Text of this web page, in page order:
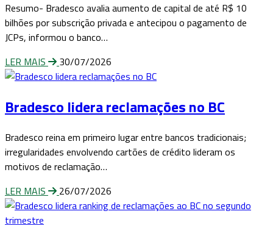
Resumo- Bradesco avalia aumento de capital de até R$ 10
bilhões por subscrição privada e antecipou o pagamento de
JCPs, informou o banco…
LER MAIS
30/07/2026
Bradesco lidera reclamações no BC
Bradesco reina em primeiro lugar entre bancos tradicionais;
irregularidades envolvendo cartões de crédito lideram os
motivos de reclamação…
LER MAIS
26/07/2026